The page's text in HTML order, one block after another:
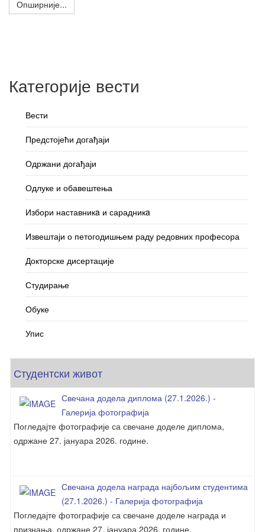
Опширније...
Категорије вести
Вести
Предстојећи догађаји
Одржани догађаји
Одлуке и обавештења
Избори наставникa и сарадникa
Извештаји о петогодишњем раду редовних професора
Докторске дисертације
Студирање
Обуке
Упис
Студентски живот
Свечана додела диплома (27.1.2026.) -
Галерија фотографија
Погледајте фотографије са свечане доделе диплома,
одржане 27. јануара 2026. године.
Свечана додела награда најбољим студентима
(27.1.2026.) - Галерија фотографија
Погледајте фотографије са свечане доделе награда и
признања, одржане 27. јануара 2026. године.